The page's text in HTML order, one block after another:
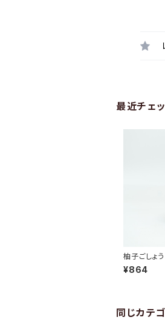
最近チェ
柚子ごしょ
¥864
同じカテ